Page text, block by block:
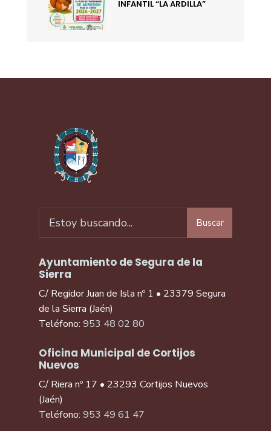
INFANTIL “LA ARDILLA”
Buscar
Ayuntamiento de Segura de la
Sierra
C/ Regidor Juan de Isla nº 1 • 23379 Segura
de la Sierra (Jaén)
Teléfono: 953 48 02 80
Oficina Municipal de Cortijos
Nuevos
C/ Riera nº 17 • 23293 Cortijos Nuevos
(Jaén)
Teléfono: 953 49 61 47